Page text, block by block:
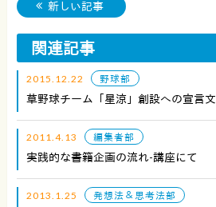
新しい記事
関連記事
2015.12.22 野球部
草野球チーム「星涼」創設への宣言文
2011.4.13 編集者部
実践的な書籍企画の流れ-講座にて
2013.1.25 発想法＆思考法部